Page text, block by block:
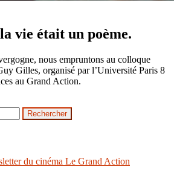
vie était un poème.
nous empruntons au colloque
Gilles, organisé par l’Université Paris 8
au Grand Action.
du cinéma Le Grand Action